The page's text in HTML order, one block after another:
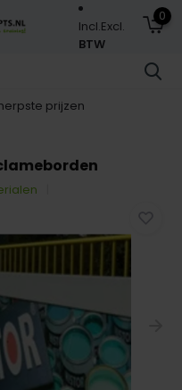
Incl.Excl.
BTW
0
prijzen